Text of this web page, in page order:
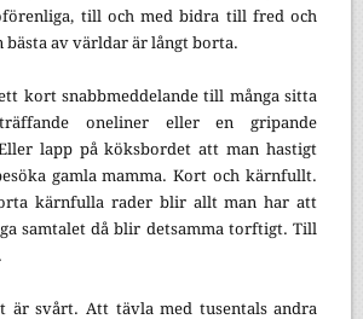
till och med bidra till fred och
bästa av världar är långt borta.
kort snabbmeddelande till många sitta
oneliner eller en gripande
lapp på köksbordet att man hastigt
gamla mamma. Kort och kärnfullt.
kärnfulla rader blir allt man har att
samtalet då blir detsamma torftigt. Till
är svårt. Att tävla med tusentals andra